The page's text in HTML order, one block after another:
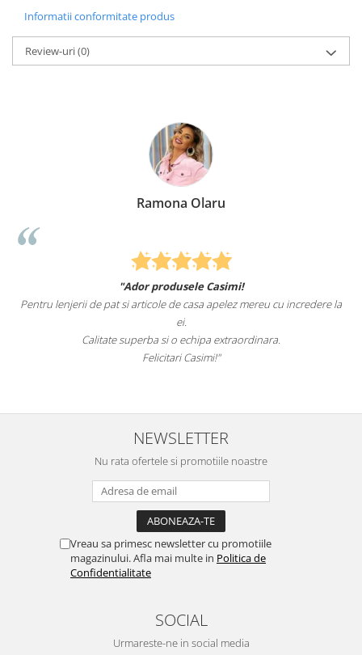
Informatii conformitate produs
Review-uri(0)
Ramona Olaru
"Ador produsele Casimi!
Pentru lenjerii de pat si articole de casa apelez mereu cu incredere la
ei.
Calitate superba si o echipa extraordinara.
Felicitari Casimi!"
NEWSLETTER
Nu rata ofertele si promotiile noastre
Vreau sa primesc newsletter cu promotiile
magazinului. Afla mai multe in Politica de
Confidentialitate
SOCIAL
Urmareste-ne in social media